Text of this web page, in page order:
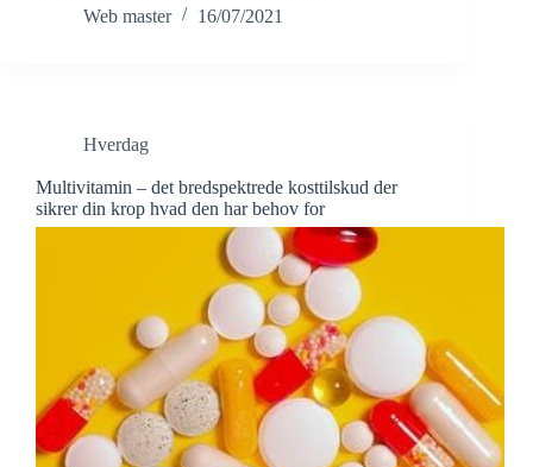
Web master
16/07/2021
Hverdag
Multivitamin – det bredspektrede kosttilskud der
sikrer din krop hvad den har behov for